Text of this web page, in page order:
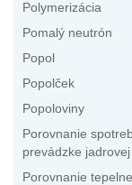
Polymerizácia
Pomalý neutrón
Popol
Popolček
Popoloviny
Porovnanie
prevádzke
Porovnanie